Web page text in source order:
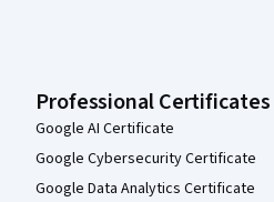
Professional Certificates
Google AI Certificate
Google Cybersecurity Certificate
Google Data Analytics Certificate